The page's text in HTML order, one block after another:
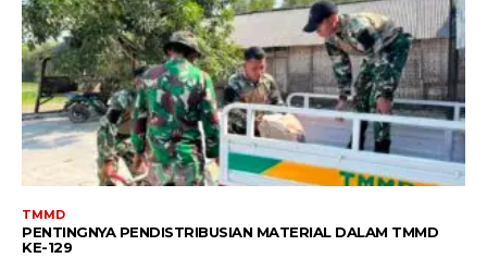
TMMD
PENTINGNYA PENDISTRIBUSIAN MATERIAL DALAM TMMD
KE-129